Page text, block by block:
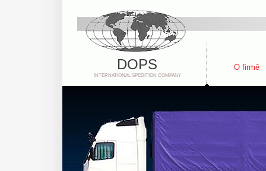
DOPS
INTERNATIONAL SPEDITION COMPANY
O firmě